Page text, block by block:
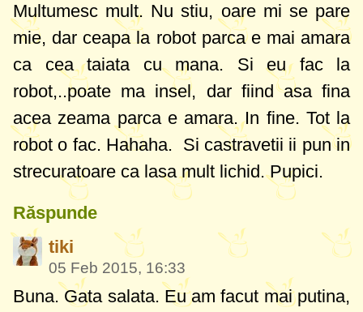
Multumesc mult. Nu stiu, oare mi se pare
mie, dar ceapa la robot parca e mai amara
ca cea taiata cu mana. Si eu fac la
robot,..poate ma insel, dar fiind asa fina
acea zeama parca e amara. In fine. Tot la
robot o fac. Hahaha. Si castravetii ii pun in
strecuratoare ca lasa mult lichid. Pupici.
Răspunde
tiki
05 Feb 2015, 16:33
Buna. Gata salata. Eu am facut mai putina,